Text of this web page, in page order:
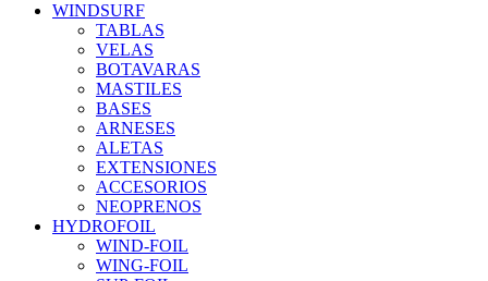
WINDSURF
TABLAS
VELAS
BOTAVARAS
MASTILES
BASES
ARNESES
ALETAS
EXTENSIONES
ACCESORIOS
NEOPRENOS
HYDROFOIL
WIND-FOIL
WING-FOIL